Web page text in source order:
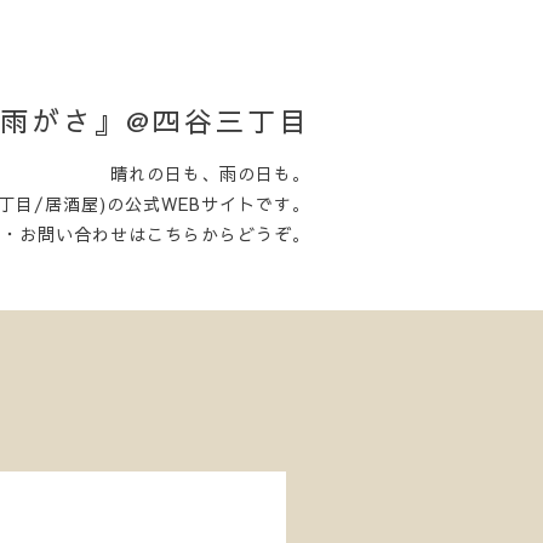
さ』@四谷三丁目
晴れの日も、雨の日も。
目/居酒屋)の公式WEBサイトです。
お問い合わせはこちらからどうぞ。